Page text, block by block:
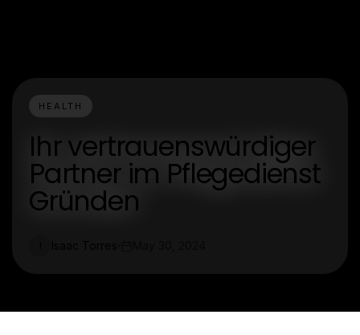
HEALTH
Ihr vertrauenswürdiger
Partner im Pflegedienst
Gründen